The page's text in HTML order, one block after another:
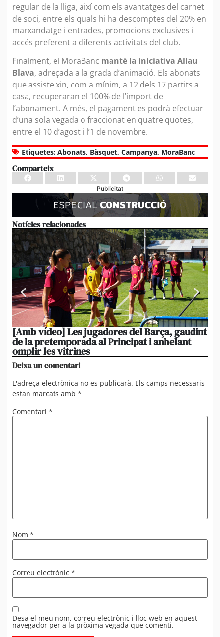
regular de la lliga, així com els avantatges del carnet
de soci, entre els quals hi ha descomptes del 20% en
marxandatge i entrades, promocions exclusives i
accés preferent a diferents activitats del club.
Finalment, el MoraBanc manté la iniciativa Allau
Blava, adreçada a la grada d’animació. Els abonats
que assisteixin, com a mínim, a 12 dels 17 partits a
casa, recuperaran el 100% de l’import de
l’abonament. A més, el pagament es podrà efectuar
d’una sola vegada o fraccionat en quatre quotes,
entre el 10 d’agost i l’1 de novembre.
Etiquetes: Abonats, Bàsquet, Campanya, MoraBanc
Comparteix
Publicitat
Notícies relacionades
[Amb vídeo] Les jugadores del Barça, gaudint
de la pretemporada al Principat i anhelant
omplir les vitrines
Deixa un comentari
L'adreça electrònica no es publicarà. Els camps necessaris
estan marcats amb *
Comentari *
Nom *
Correu electrònic *
Desa el meu nom, correu electrònic i lloc web en aquest
navegador per a la pròxima vegada que comenti.